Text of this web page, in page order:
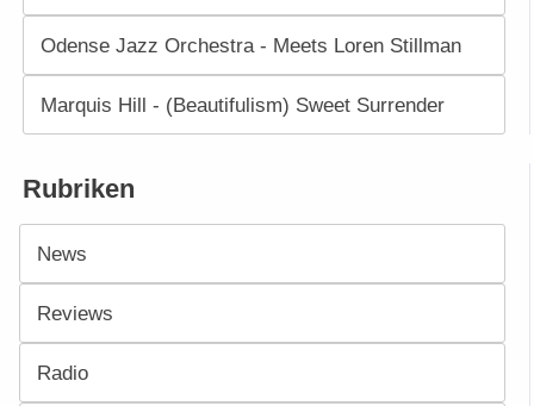
Odense Jazz Orchestra - Meets Loren Stillman
Marquis Hill - (Beautifulism) Sweet Surrender
Rubriken
News
Reviews
Radio